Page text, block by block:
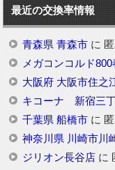
最近の交換率情報
青森県 青森市に
メガコンコルド800
大阪府 大阪市住之
キコーナ 新宿三
千葉県 船橋市に
神奈川県 川崎市川
ジリオン長谷店に